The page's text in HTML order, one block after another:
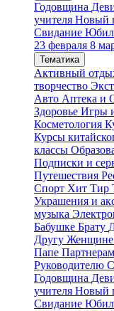
Годовщина
учителя Новый
Свидание
23 февраля 8
Тематика
Активный
творчество
Авто Аптека и
Здоровье Игры
Косметология
Курсы
классы
Подписки и
Путешествия
Спорт Хит Тир
Украшения и
музыка
Бабушке Брату
Другу Женщине
Папе Партнерам
Руководителю
Годовщина
учителя Новый
Свидание